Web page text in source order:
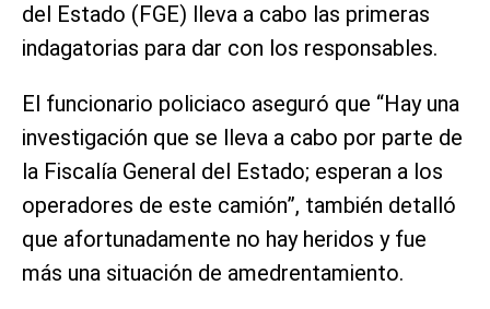
del Estado (FGE) lleva a cabo las primeras
indagatorias para dar con los responsables.
El funcionario policiaco aseguró que “Hay una
investigación que se lleva a cabo por parte de
la Fiscalía General del Estado; esperan a los
operadores de este camión”, también detalló
que afortunadamente no hay heridos y fue
más una situación de amedrentamiento.